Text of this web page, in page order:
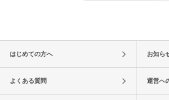
はじめての方へ お知ら
よくある質問 運営へ